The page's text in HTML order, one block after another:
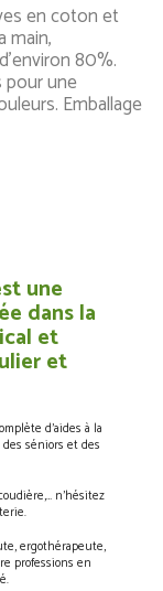
en coton et
main,
80%.
pour une
Emballage
une
dans la
et
et
d’aides à la
séniors et des
n’hésitez
ergothérapeute,
professions en